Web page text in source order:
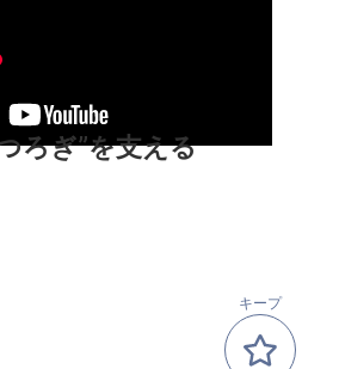
ろぎ”を支える
キープ